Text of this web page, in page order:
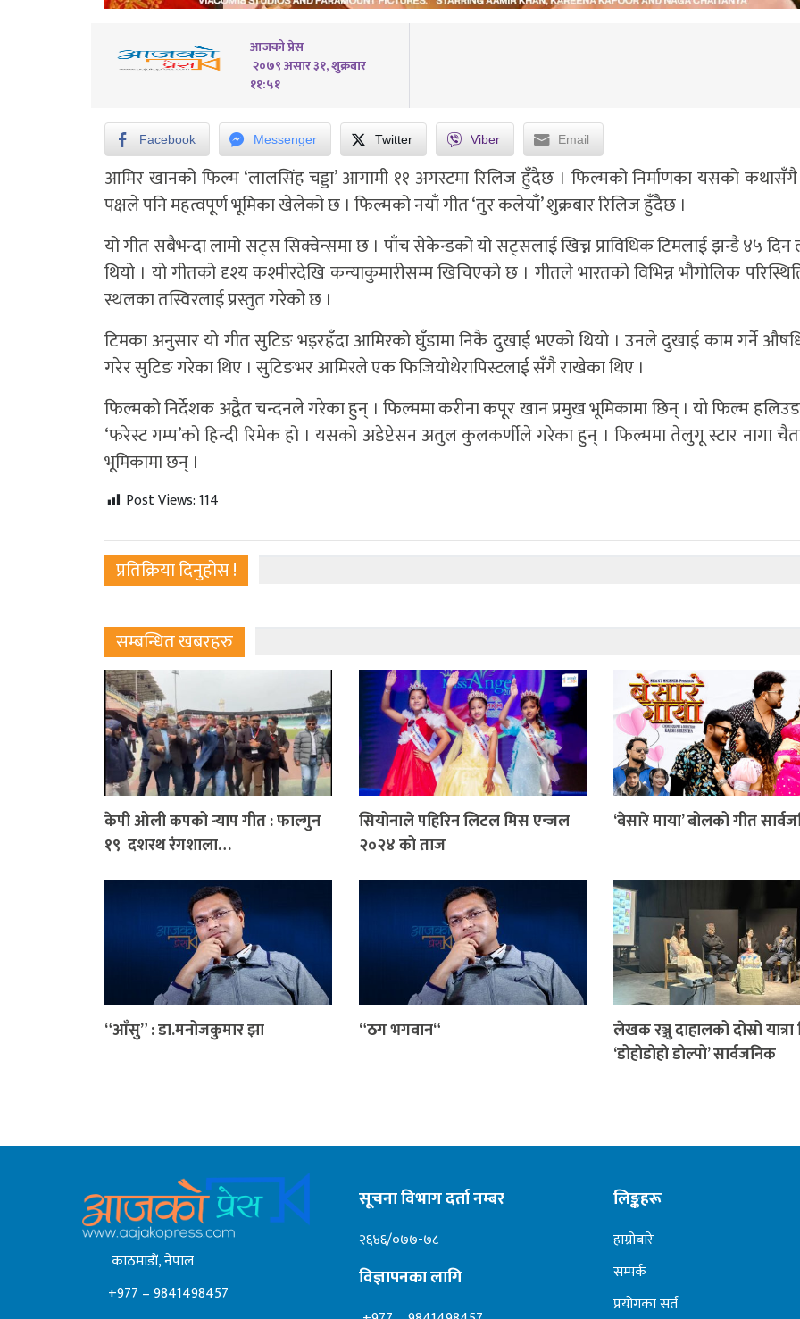
आजको प्रेस
२०७९ असार ३१, शुक्रबार
११:५१
Facebook Messenger Twitter Viber Email
आमिर खानको फिल्म ‘लालसिंह चड्डा’ आगामी ११ अगस्टमा रिलिज हुँदैछ । फिल्मको निर्माणका यसको
पक्षले पनि महत्वपूर्ण भूमिका खेलेको छ । फिल्मको नयाँ गीत ‘तुर कलेयाँ’ शुक्रबार रिलिज हुँदैछ ।
यो गीत सबैभन्दा लामो सट्स सिक्वेन्समा छ । पाँच सेकेन्डको यो सट्सलाई खिच्न प्राविधिक टिमलाई झन्डै ४५ दिन
थियो । यो गीतको दृश्य कश्मीरदेखि कन्याकुमारीसम्म खिचिएको छ । गीतले भारतको विभिन्न भौगोलिक
स्थलका तस्विरलाई प्रस्तुत गरेको छ ।
टिमका अनुसार यो गीत सुटिङ भइरहँदा आमिरको घुँडामा निकै दुखाई भएको थियो । उनले दुखाई काम गर्ने
गरेर सुटिङ गरेका थिए । सुटिङभर आमिरले एक फिजियोथेरापिस्टलाई सँगै राखेका थिए ।
फिल्मको निर्देशक अद्वैत चन्दनले गरेका हुन् । फिल्ममा करीना कपूर खान प्रमुख भूमिकामा छिन् । यो फिल्म
‘फरेस्ट गम्प’को हिन्दी रिमेक हो । यसको अडेप्टेसन अतुल कुलकर्णीले गरेका हुन् । फिल्ममा तेलुगू स्टार नागा
भूमिकामा छन् ।
Post Views:114
प्रतिक्रिया दिनुहोस !
सम्बन्धित खबरहरु
केपी ओली कपको र्‍याप गीत : फाल्गुन
१९ दशरथ रंगशाला…
सियोनाले पहिरिन लिटल मिस एन्जल
२०२४ को ताज
‘बेसारे माया’ बोलको गीत
“आँसु” : डा.मनोजकुमार झा “ठग भगवान“
लेखक रञ्जु दाहालको दोस्रो यात्रा
‘डोहोडोहो डोल्पो’ सार्वजनिक
काठमाडाैं, नेपाल
+977 – 9841498457
सूचना विभाग दर्ता नम्बर
२६४६/०७७-७८
विज्ञापनका लागि
लिङ्कहरू
हाम्रोबारे
सम्पर्क
प्रयोगका सर्त